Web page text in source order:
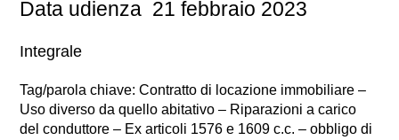
Data udienza 21 febbraio 2023
Integrale
Tag/parola chiave: Contratto di locazione immobiliare –
Uso diverso da quello abitativo – Riparazioni a carico
del conduttore – Ex articoli 1576 e 1609 c.c. – obbligo di